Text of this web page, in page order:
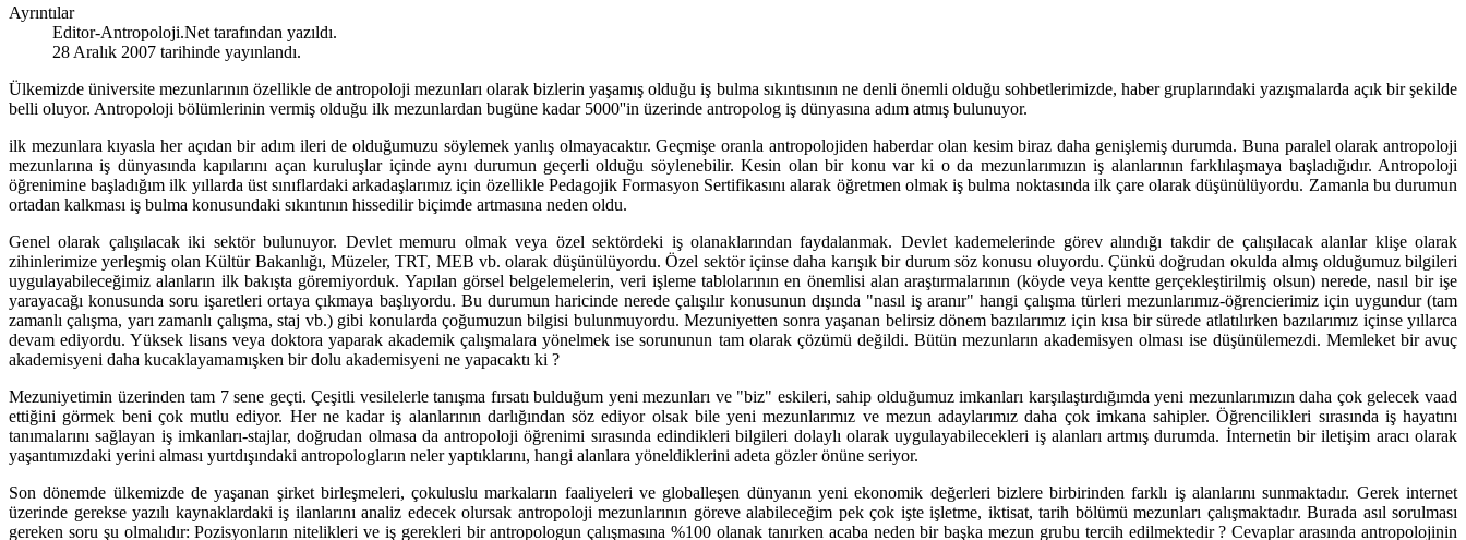
Ayrıntılar
Editor-Antropoloji.Net tarafından yazıldı.
28 Aralık 2007 tarihinde yayınlandı.
Ülkemizde üniversite mezunlarının özellikle de antropoloji mezunları olarak bizlerin yaşamış olduğu iş bulma sıkıntısının ne denli önemli olduğu sohbetlerimizde, haber gruplarındaki yazışmalarda açık bir şekilde
belli oluyor. Antropoloji bölümlerinin vermiş olduğu ilk mezunlardan bugüne kadar 5000''in üzerinde antropolog iş dünyasına adım atmış bulunuyor.
ilk mezunlara kıyasla her açıdan bir adım ileri de olduğumuzu söylemek yanlış olmayacaktır. Geçmişe oranla antropolojiden haberdar olan kesim biraz daha genişlemiş durumda. Buna paralel olarak antropoloji
mezunlarına iş dünyasında kapılarını açan kuruluşlar içinde aynı durumun geçerli olduğu söylenebilir. Kesin olan bir konu var ki o da mezunlarımızın iş alanlarının farklılaşmaya başladığıdır. Antropoloji
öğrenimine başladığım ilk yıllarda üst sınıflardaki arkadaşlarımız için özellikle Pedagojik Formasyon Sertifikasını alarak öğretmen olmak iş bulma noktasında ilk çare olarak düşünülüyordu. Zamanla bu durumun
ortadan kalkması iş bulma konusundaki sıkıntının hissedilir biçimde artmasına neden oldu.
Genel olarak çalışılacak iki sektör bulunuyor. Devlet memuru olmak veya özel sektördeki iş olanaklarından faydalanmak. Devlet kademelerinde görev alındığı takdir de çalışılacak alanlar klişe olarak
zihinlerimize yerleşmiş olan Kültür Bakanlığı, Müzeler, TRT, MEB vb. olarak düşünülüyordu. Özel sektör içinse daha karışık bir durum söz konusu oluyordu. Çünkü doğrudan okulda almış olduğumuz bilgileri
uygulayabileceğimiz alanların ilk bakışta göremiyorduk. Yapılan görsel belgelemelerin, veri işleme tablolarının en önemlisi alan araştırmalarının (köyde veya kentte gerçekleştirilmiş olsun) nerede, nasıl bir işe
yarayacağı konusunda soru işaretleri ortaya çıkmaya başlıyordu. Bu durumun haricinde nerede çalışılır konusunun dışında "nasıl iş aranır" hangi çalışma türleri mezunlarımız-öğrencierimiz için uygundur (tam
zamanlı çalışma, yarı zamanlı çalışma, staj vb.) gibi konularda çoğumuzun bilgisi bulunmuyordu. Mezuniyetten sonra yaşanan belirsiz dönem bazılarımız için kısa bir sürede atlatılırken bazılarımız içinse yıllarca
devam ediyordu. Yüksek lisans veya doktora yaparak akademik çalışmalara yönelmek ise sorununun tam olarak çözümü değildi. Bütün mezunların akademisyen olması ise düşünülemezdi. Memleket bir avuç
akademisyeni daha kucaklayamamışken bir dolu akademisyeni ne yapacaktı ki ?
Mezuniyetimin üzerinden tam 7 sene geçti. Çeşitli vesilelerle tanışma fırsatı bulduğum yeni mezunları ve "biz" eskileri, sahip olduğumuz imkanları karşılaştırdığımda yeni mezunlarımızın daha çok gelecek vaad
ettiğini görmek beni çok mutlu ediyor. Her ne kadar iş alanlarının darlığından söz ediyor olsak bile yeni mezunlarımız ve mezun adaylarımız daha çok imkana sahipler. Öğrencilikleri sırasında iş hayatını
tanımalarını sağlayan iş imkanları-stajlar, doğrudan olmasa da antropoloji öğrenimi sırasında edindikleri bilgileri dolaylı olarak uygulayabilecekleri iş alanları artmış durumda. İnternetin bir iletişim aracı olarak
yaşantımızdaki yerini alması yurtdışındaki antropologların neler yaptıklarını, hangi alanlara yöneldiklerini adeta gözler önüne seriyor.
Son dönemde ülkemizde de yaşanan şirket birleşmeleri, çokuluslu markaların faaliyeleri ve globalleşen dünyanın yeni ekonomik değerleri bizlere birbirinden farklı iş alanlarını sunmaktadır. Gerek internet
üzerinde gerekse yazılı kaynaklardaki iş ilanlarını analiz edecek olursak antropoloji mezunlarının göreve alabileceğim pek çok işte işletme, iktisat, tarih bölümü mezunları çalışmaktadır. Burada asıl sorulması
gereken soru şu olmalıdır: Pozisyonların nitelikleri ve iş gerekleri bir antropologun çalışmasına %100 olanak tanırken acaba neden bir başka mezun grubu tercih edilmektedir ? Cevaplar arasında antropolojinin